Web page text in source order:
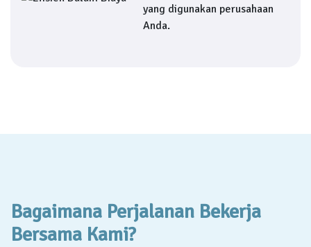
yang digunakan perusahaan
Anda.
Bagaimana Perjalanan Bekerja
Bersama Kami?